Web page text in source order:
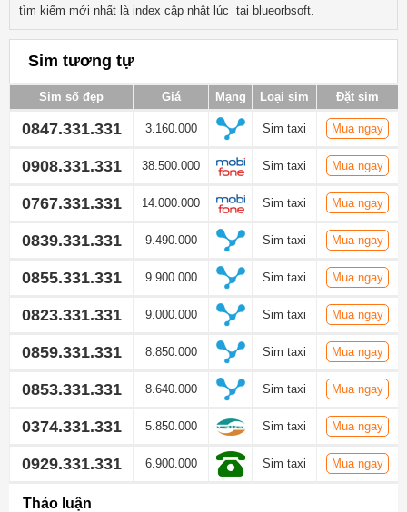
tìm kiếm mới nhất là index cập nhật lúc tại blueorbsoft.
Sim tương tự
Sim số đẹp Giá Mạng Loại sim Đặt sim
0847.331.331 3.160.000 Sim taxi Mua ngay
0908.331.331 38.500.000 Sim taxi Mua ngay
0767.331.331 14.000.000 Sim taxi Mua ngay
0839.331.331 9.490.000 Sim taxi Mua ngay
0855.331.331 9.900.000 Sim taxi Mua ngay
0823.331.331 9.000.000 Sim taxi Mua ngay
0859.331.331 8.850.000 Sim taxi Mua ngay
0853.331.331 8.640.000 Sim taxi Mua ngay
0374.331.331 5.850.000 Sim taxi Mua ngay
0929.331.331 6.900.000 Sim taxi Mua ngay
Thảo luận